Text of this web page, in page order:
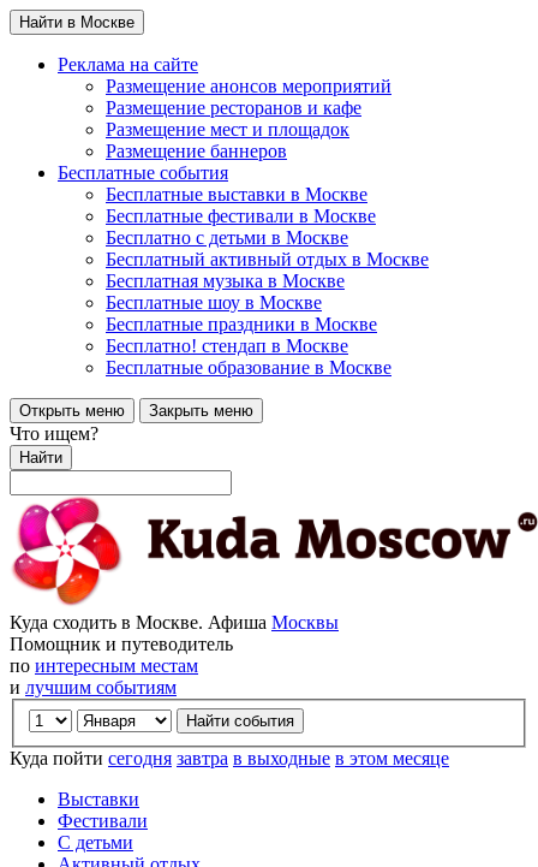
Найти в Москве
Реклама на сайте
Размещение анонсов мероприятий
Размещение ресторанов и кафе
Размещение мест и площадок
Размещение баннеров
Бесплатные события
Бесплатные выставки в Москве
Бесплатные фестивали в Москве
Бесплатно с детьми в Москве
Бесплатный активный отдых в Москве
Бесплатная музыка в Москве
Бесплатные шоу в Москве
Бесплатные праздники в Москве
Бесплатно! стендап в Москве
Бесплатные образование в Москве
Открыть меню Закрыть меню
Что ищем?
Найти
Куда сходить в Москве. Афиша Москвы
Помощник и путеводитель
по интересным местам
и лучшим событиям
Куда пойти сегодня завтра в выходные в этом месяце
Выставки
Фестивали
С детьми